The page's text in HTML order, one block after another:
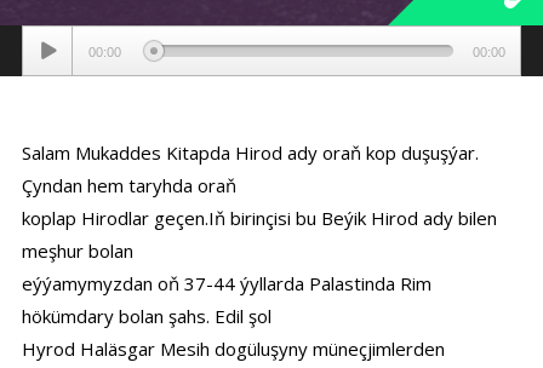
Аудиоплеер
00:00 00:00
Salam Mukaddes Kitapda Hirod ady oraň kop duşuşýar.
Çyndan hem taryhda oraň
koplap Hirodlar geçen.Iň birinçisi bu Beýik Hirod ady bilen
meşhur bolan
eýýamymyzdan oň 37-44 ýyllarda Palastinda Rim
hökümdary bolan şahs. Edil şol
Hyrod Haläsgar Mesih dogüluşyny müneçjimlerden